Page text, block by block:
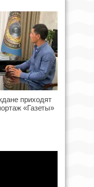
приходят
«Газеты»